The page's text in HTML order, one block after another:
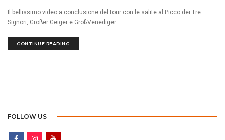
Il bellissimo video a conclusione del tour con le salite al Picco dei Tre
Signori, Großer Geiger e GroßVenediger.
CONTINUE READING
FOLLOW US